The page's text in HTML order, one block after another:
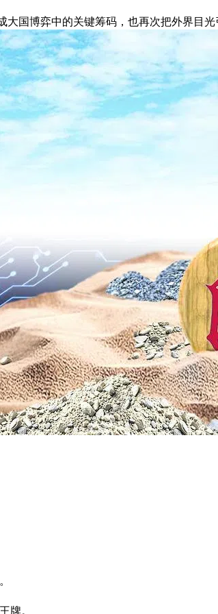
国博弈中的关键筹码，也再次把外界目
牌。